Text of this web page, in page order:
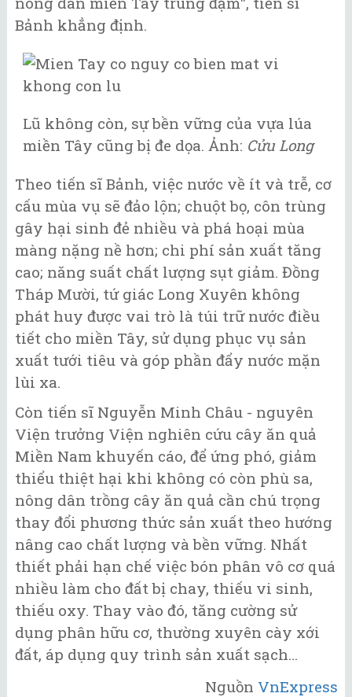
Bảnh khẳng định.
Lũ không còn, sự bền vững của vựa lúa
miền Tây cũng bị đe dọa. Ảnh: Cửu Long
Theo tiến sĩ Bảnh, việc nước về ít và trễ, cơ
cấu mùa vụ sẽ đảo lộn; chuột bọ, côn trùng
gây hại sinh đẻ nhiều và phá hoại mùa
màng nặng nề hơn; chi phí sản xuất tăng
cao; năng suất chất lượng sụt giảm. Đồng
Tháp Mười, tứ giác Long Xuyên không
phát huy được vai trò là túi trữ nước điều
tiết cho miền Tây, sử dụng phục vụ sản
xuất tưới tiêu và góp phần đẩy nước mặn
lùi xa.
Còn tiến sĩ Nguyễn Minh Châu - nguyên
Viện trưởng Viện nghiên cứu cây ăn quả
Miền Nam khuyến cáo, để ứng phó, giảm
thiểu thiệt hại khi không có còn phù sa,
nông dân trồng cây ăn quả cần chú trọng
thay đổi phương thức sản xuất theo hướng
nâng cao chất lượng và bền vững. Nhất
thiết phải hạn chế việc bón phân vô cơ quá
nhiều làm cho đất bị chay, thiếu vi sinh,
thiếu oxy. Thay vào đó, tăng cường sử
dụng phân hữu cơ, thường xuyên cày xới
đất, áp dụng quy trình sản xuất sạch…
Nguồn VnExpress